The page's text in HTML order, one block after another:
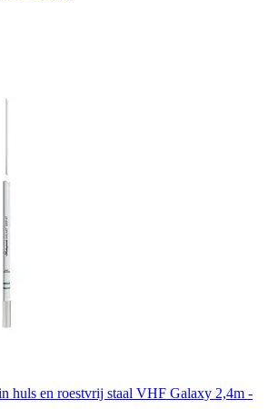
huls en roestvrij staal VHF Galaxy 2,4m -